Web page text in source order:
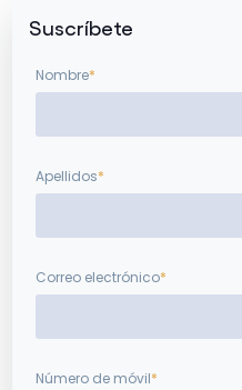
Suscríbete
Nombre*
Apellidos*
Correo electrónico*
Número de móvil*